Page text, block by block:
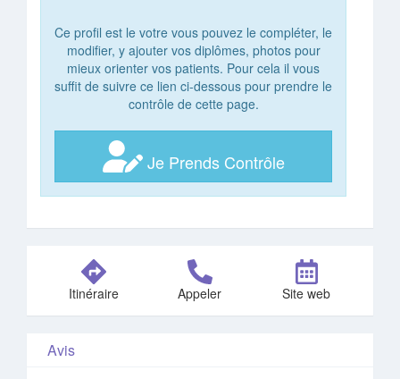
Ce profil est le votre vous pouvez le compléter, le
modifier, y ajouter vos diplômes, photos pour
mieux orienter vos patients. Pour cela il vous
suffit de suivre ce lien ci-dessous pour prendre le
contrôle de cette page.
Je Prends Contrôle
Itinéraire Appeler Site web
Avis